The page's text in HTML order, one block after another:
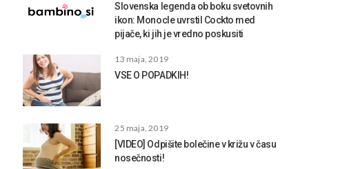
Slovenska legenda ob boku svetovnih
ikon: Monocle uvrstil Cockto med
pijače, ki jih je vredno poskusiti
13 maja, 2019
VSE O POPADKIH!
25 maja, 2019
[VIDEO] Odpišite bolečine v križu v času
nosečnosti!